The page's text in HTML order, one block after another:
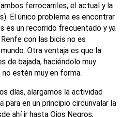
ferrocarriles, el actual y la
El único problema es encontrar
es un recorrido frecuentado y ya
con las bicis no es
Otra ventaja es que la
de bajada, haciéndolo muy
estén muy en forma.
días, alargamos la actividad
para en un principio circunvalar la
ahí ir hasta Ojos Negros,